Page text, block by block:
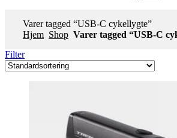
Varer tagged “USB‑C cykellygte”
Hjem Shop Varer tagged “USB‑C
Filter